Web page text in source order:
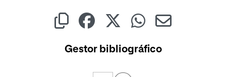
Gestor bibliográfico